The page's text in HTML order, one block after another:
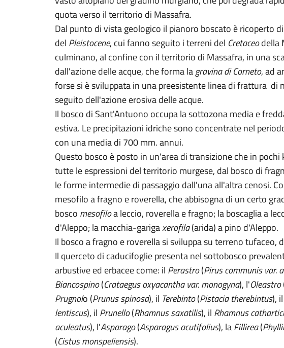
quota verso il territorio di Massafra.
Dal punto di vista geologico il pianoro boscato è ricoperto
del Pleistocene, cui fanno seguito i terreni del Cretaceodella
culminano, al confine con il territorio di Massafra, in una
dall'azione delle acque, che forma lagravina di Corneto, ad
forse si è sviluppata in una preesistente linea di frattura di
seguito dell'azione erosiva delle acque.
Il bosco di Sant'Antuono occupa la sottozona media e
estiva. Le precipitazioni idriche sono concentrate nel
con una media di 700 mm. annui.
Questo bosco è posto in un'area di transizione che in
tutte le espressioni del territorio murgese, dal bosco di
le forme intermedie di passaggio dall'una all'altra cenosi.
mesofilo a fragno e roverella, che abbisogna di un certo
bosco mesofiloa leccio, roverella e fragno; la boscaglia a
d'Aleppo; la macchia-garigaxerofila(arida) a pino d'Aleppo.
Il bosco a fragno e roverella si sviluppa su terreno tufaceo,
Il querceto di caducifoglie presenta nel sottobosco
arbustive ed erbacee come: il Perastro(Pirus communis var.
Biancospino(Crataegus oxyacantha var. monogyna), l'Oleastro
Prugnolo (Prunus spinosa), il Terebinto(Pistacia therebintus), il
lentiscus), il Prunello(Rhamnus saxatilis), il Rhamnus
aculeatus), l'Asparago(Asparagus acutifolius), laFillirea(
(Cistus monspeliensis).